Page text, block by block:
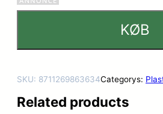
KØB
SKU: 8711269863634Categorys:
Related products